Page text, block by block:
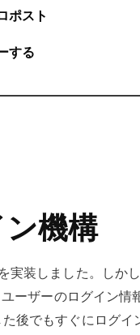
ポスト
する
機構
実装しました。しか
ーザーのログイン情
後でもすぐにログイ